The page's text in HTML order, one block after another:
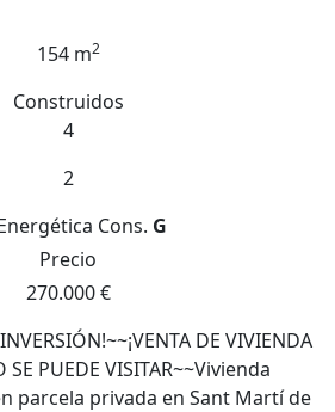
154 m2
Construidos
4
2
Cons. G
Precio
270.000 €
DE VIVIENDA
SE PUEDE VISITAR~~Vivienda
parcela privada en Sant Martí de